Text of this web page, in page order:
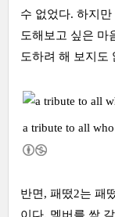
수 없었다. 하지만
도해보고 싶은 마
도하려 해 보지도
a tribute to all
반면, 패떴2는 패